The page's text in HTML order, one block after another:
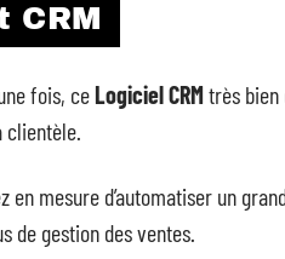
CRM
fois, ceLogiciel CRMtrès bien
clientèle.
en mesure d’automatiser un
de gestion des ventes.